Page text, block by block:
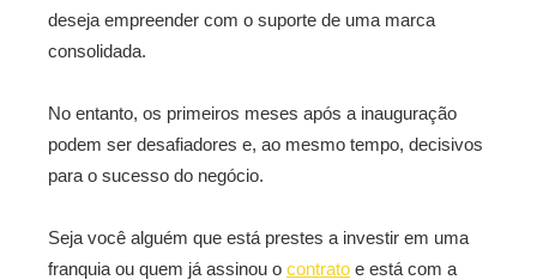
deseja empreender com o suporte de uma marca
consolidada.
No entanto, os primeiros meses após a inauguração
podem ser desafiadores e, ao mesmo tempo, decisivos
para o sucesso do negócio.
Seja você alguém que está prestes a investir em uma
franquia ou quem já assinou o contrato e está com a